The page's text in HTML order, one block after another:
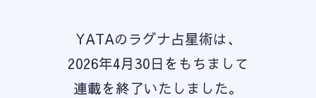
YATAのラグナ占星術は、
2026年4月30日をもちまして
連載を終了いたしました。